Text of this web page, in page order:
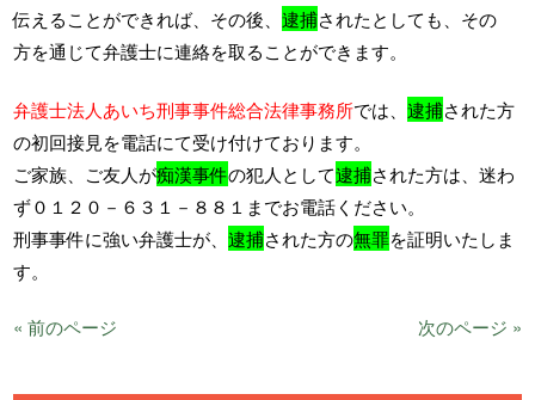
伝えることができれば、その後、逮捕されたとしても、その
方を通じて弁護士に連絡を取ることができます。
弁護士法人あいち刑事事件総合法律事務所では、逮捕された方
の初回接見を電話にて受け付けております。
ご家族、ご友人が痴漢事件の犯人として逮捕された方は、迷わ
ず０１２０－６３１－８８１までお電話ください。
刑事事件に強い弁護士が、逮捕された方の無罪を証明いたしま
す。
« 前のページ 次のページ »